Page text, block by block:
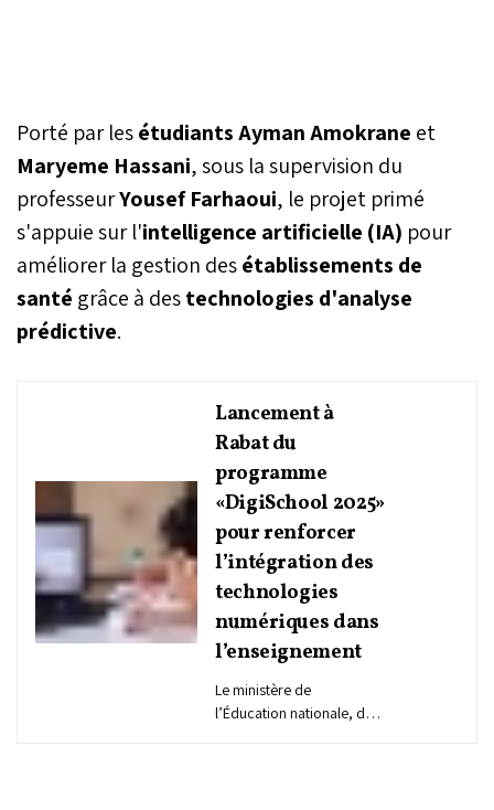
Porté par lesétudiants Ayman Amokrane et
Maryeme Hassani, sous la supervision du
professeurYousef Farhaoui, le projet primé
s'appuie sur l'intelligence artificielle (IA) pour
améliorer la gestion desétablissements de
santé grâce à destechnologies d'analyse
prédictive.
Lancement à
Rabat du
programme
«DigiSchool 2025»
pour renforcer
l’intégration des
technologies
numériques dans
l’enseignement
Le ministère de
l’Éducation nationale, du